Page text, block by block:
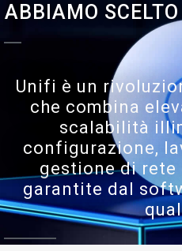
ABBIAMO
Unifi è un
che combina
scalabilità
configurazione,
gestione di
garantite dal